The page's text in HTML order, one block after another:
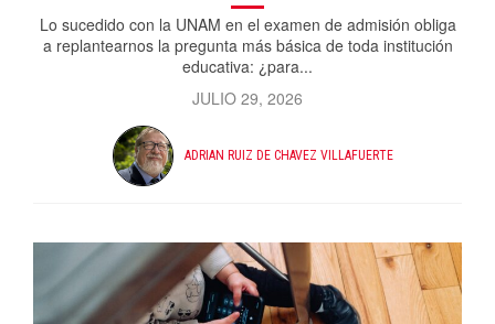
Lo sucedido con la UNAM en el examen de admisión obliga
a replantearnos la pregunta más básica de toda institución
educativa: ¿para...
JULIO 29, 2026
ADRIAN RUIZ DE CHAVEZ VILLAFUERTE